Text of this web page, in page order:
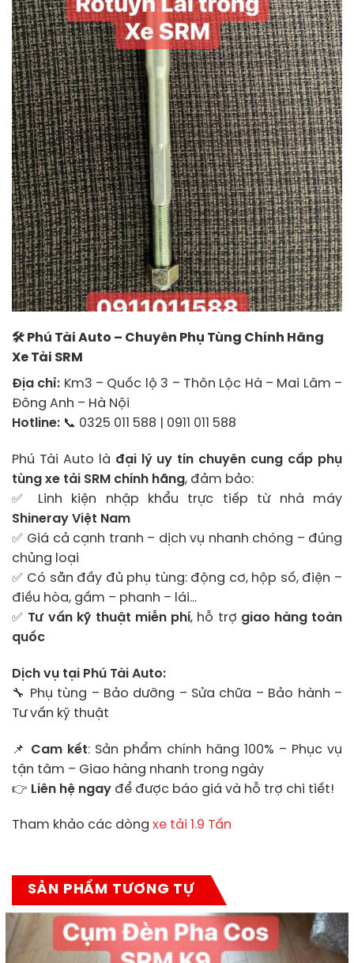
🛠 Phú Tài Auto – Chuyên Phụ Tùng Chính Hãng
Xe Tải SRM
Địa chỉ: Km3 – Quốc lộ 3 – Thôn Lộc Hà – Mai Lâm –
Đông Anh – Hà Nội
Hotline: 📞 0325 011 588 | 0911 011 588
Phú Tài Auto là đại lý uy tín chuyên cung cấp phụ
tùng xe tải SRM chính hãng, đảm bảo:
✅ Linh kiện nhập khẩu trực tiếp từ nhà máy
Shineray Việt Nam
✅ Giá cả cạnh tranh – dịch vụ nhanh chóng – đúng
chủng loại
✅ Có sẵn đầy đủ phụ tùng: động cơ, hộp số, điện –
điều hòa, gầm – phanh – lái…
✅ Tư vấn kỹ thuật miễn phí, hỗ trợ giao hàng toàn
quốc
Dịch vụ tại Phú Tài Auto:
🔧 Phụ tùng – Bảo dưỡng – Sửa chữa – Bảo hành –
Tư vấn kỹ thuật
📌 Cam kết: Sản phẩm chính hãng 100% – Phục vụ
tận tâm – Giao hàng nhanh trong ngày
👉 Liên hệ ngay để được báo giá và hỗ trợ chi tiết!
Tham khảo các dòng xe tải 1.9 Tấn
SẢN PHẨM TƯƠNG TỰ